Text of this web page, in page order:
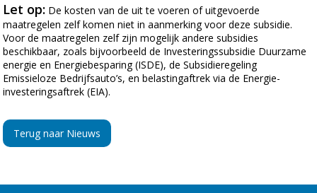
Let op: De kosten van de uit te voeren of uitgevoerde
maatregelen zelf komen niet in aanmerking voor deze subsidie.
Voor de maatregelen zelf zijn mogelijk andere subsidies
beschikbaar, zoals bijvoorbeeld de Investeringssubsidie Duurzame
energie en Energiebesparing (ISDE), de Subsidieregeling
Emissieloze Bedrijfsauto’s, en belastingaftrek via de Energie-
investeringsaftrek (EIA).
Terug naar Nieuws